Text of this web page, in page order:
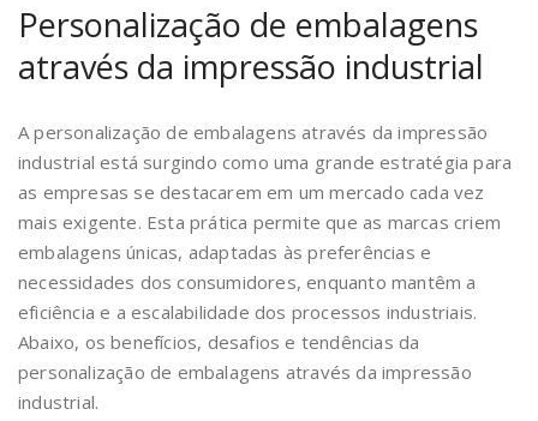
Personalização de embalagens
através da impressão industrial
A personalização de embalagens através da impressão
industrial está surgindo como uma grande estratégia para
as empresas se destacarem em um mercado cada vez
mais exigente. Esta prática permite que as marcas criem
embalagens únicas, adaptadas às preferências e
necessidades dos consumidores, enquanto mantêm a
eficiência e a escalabilidade dos processos industriais.
Abaixo, os benefícios, desafios e tendências da
personalização de embalagens através da impressão
industrial.